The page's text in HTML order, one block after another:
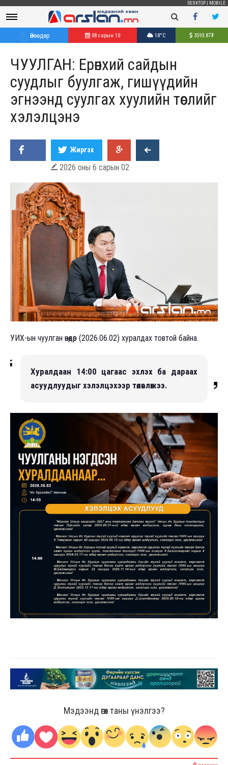
DESKTOP MOBILE
Өнөөдөр 08 сарын 10 18°C 3593.87₮
ЧУУЛГАН: Ерөнхий сайдын
суудлыг буулгаж, гишүүдийн
эгнээнд суулгах хуулийн төслийг
хэлэлцэнэ
Жиргэх
 2026 оны 6 сарын 02
УИХ-ын чуулган өнөөдөр (2026.06.02) хуралдах товтой байна.
Хуралдаан 14:00 цагаас эхлэх ба дараах
асуудлуудыг хэлэлцэхээр төлөвлөжээ.
Мэдээнд өгөх таны үнэлгээ?